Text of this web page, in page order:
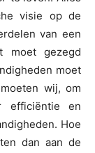
visie op de
van een
moet gezegd
moet
wij, om
efficiëntie en
Hoe
dan aan de